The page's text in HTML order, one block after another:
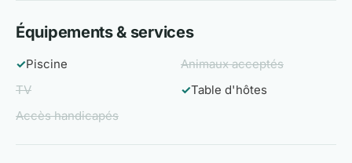
Équipements & services
✓Piscine
Animaux acceptés
TV
✓Table d'hôtes
Accès handicapés